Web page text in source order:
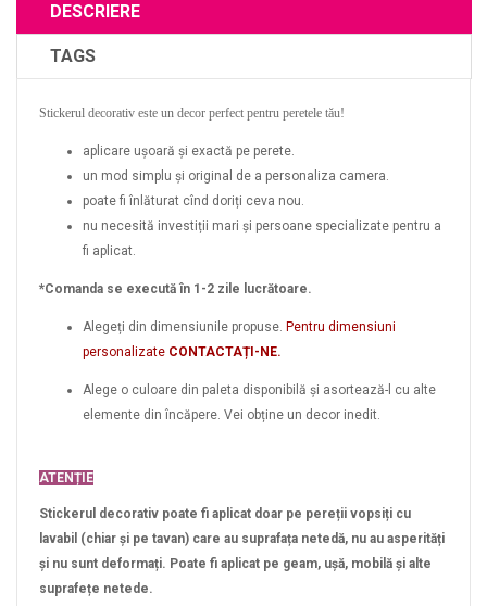
DESCRIERE
TAGS
Stickerul decorativ este un decor perfect pentru peretele tău!
aplicare ușoară și exactă pe perete.
un mod simplu și original de a personaliza camera.
poate fi înlăturat cînd doriți ceva nou.
nu necesită investiții mari și persoane specializate pentru a
fi aplicat.
*Comanda se execută în 1-2 zile lucrătoare.
Alegeți din dimensiunile propuse. Pentru dimensiuni
personalizate CONTACTAȚI-NE.
Alege o culoare din paleta disponibilă și asortează-l cu alte
elemente din încăpere. Vei obține un decor inedit.
ATENȚIE
Stickerul decorativ poate fi aplicat doar pe pereții vopsiți cu
lavabil (chiar și pe tavan) care au suprafața netedă, nu au asperități
și nu sunt deformați. Poate fi aplicat pe geam, ușă, mobilă și alte
suprafețe netede.